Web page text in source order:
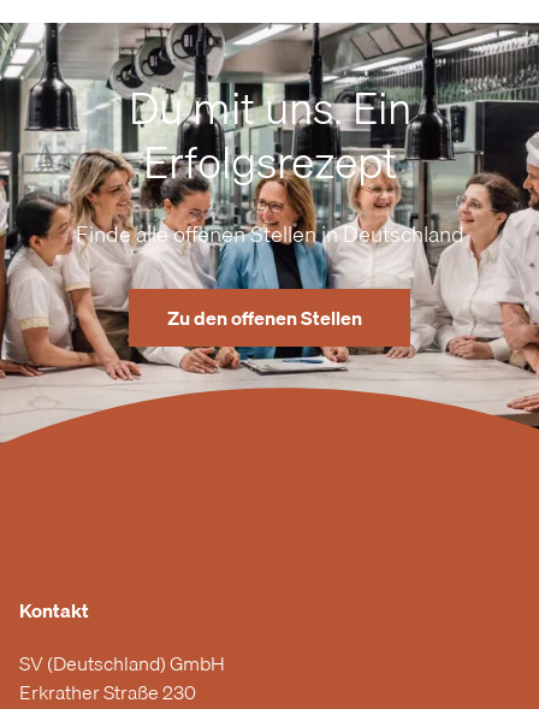
Du mit uns. Ein
Erfolgsrezept
Finde alle offenen Stellen in Deutschland
Zu den offenen Stellen
Kontakt
SV (Deutschland) GmbH
Erkrather Straße 230